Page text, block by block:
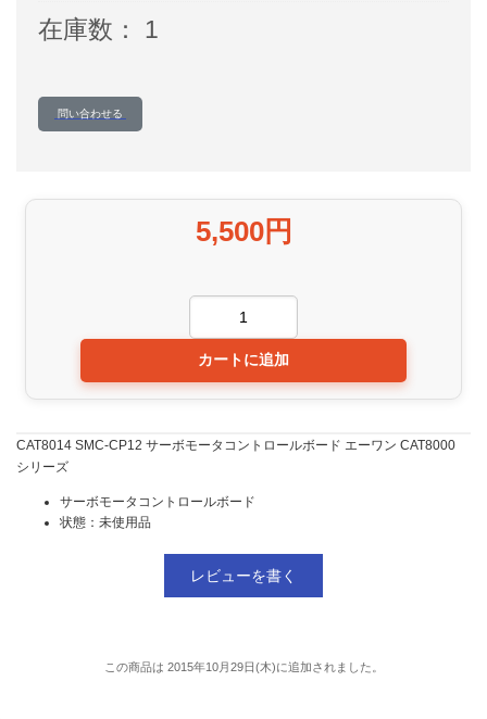
在庫数： 1
問い合わせる
5,500円
CAT8014 SMC-CP12 サーボモータコントロールボード エーワン CAT8000
シリーズ
サーボモータコントロールボード
状態：未使用品
レビューを書く
この商品は 2015年10月29日(木)に追加されました。